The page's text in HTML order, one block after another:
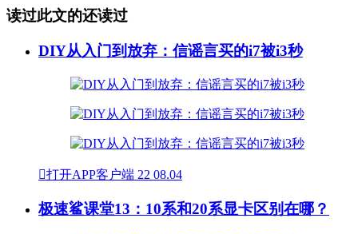
读过此文的还读过
DIY从入门到放弃：信谣言买的i7被i3秒
打开APP客户端 22 08.04
极速鲨课堂13：10系和20系显卡区别在哪？